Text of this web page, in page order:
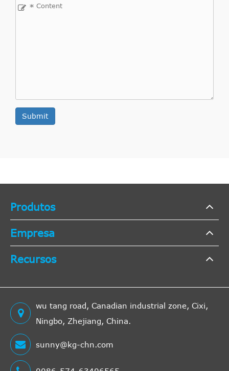
*
Submit
Produtos
Empresa
Recursos
wu tang road, Canadian industrial zone, Cixi,
Ningbo, Zhejiang, China.
sunny@kg-chn.com